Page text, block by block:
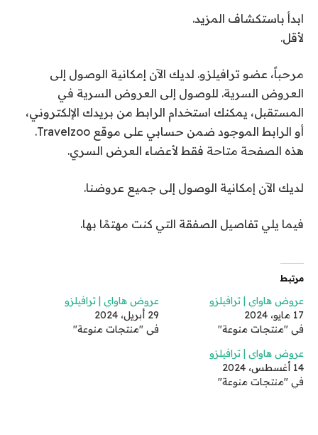
ابدأ باستكشاف المزيد.
لأقل.
مرحباً، عضو ترافيلزو. لديك الآن إمكانية الوصول إلى
العروض السرية. للوصول إلى العروض السرية في
المستقبل، يمكنك استخدام الرابط من بريدك الإلكتروني،
أو الرابط الموجود ضمن حسابي على موقع Travelzoo.
هذه الصفحة متاحة فقط لأعضاء العرض السري.
لديك الآن إمكانية الوصول إلى جميع عروضنا.
فيما يلي تفاصيل الصفقة التي كنت مهتمًا بها.
مرتبط
عروض هاواي | ترافيلزو
17 مايو، 2024
في "منتجات منوعة"
عروض هاواي | ترافيلزو
29 أبريل، 2024
في "منتجات منوعة"
عروض هاواي | ترافيلزو
14 أغسطس، 2024
في "منتجات منوعة"